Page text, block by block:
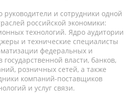
руководители и сотрудники одной
российской экономики:
технологий. Ядро аудитории
и технические специалисты
федеральных и
власти, банков,
розничных сетей, а также
компаний-поставщиков
и услуг связи.